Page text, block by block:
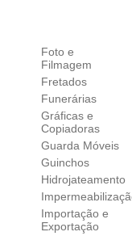
Foto e
Filmagem
Fretados
Funerárias
Gráficas e
Copiadoras
Guarda Móveis
Guinchos
Hidrojateamento
Importação e
Exportação